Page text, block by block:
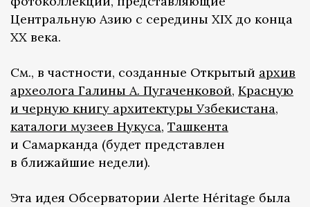
Центральную Азию с середины XIX до конца
ХХ века.
См., в частности, созданные Открытый архив
археолога Галины А. Пугаченковой, Красную
и черную книгу архитектуры Узбекистана,
каталоги музеев Нукуса, Ташкента
и Самарканда (будет представлен
в ближайшие недели).
Эта идея Обсерватории Alerte Héritage была